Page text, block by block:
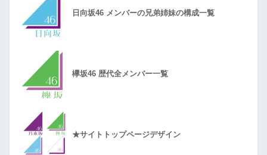
日向坂46 メンバーの兄弟姉妹の構成一覧
欅坂46 歴代全メンバー一覧
★サイトトップページデザイン